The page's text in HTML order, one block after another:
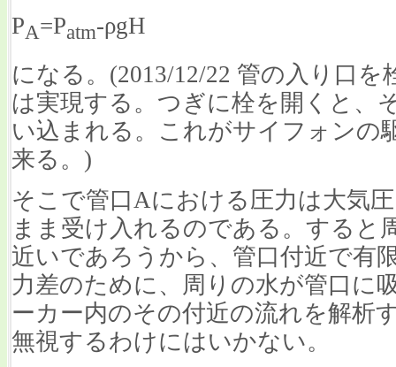
PA=Patm-ρgH
になる。(2013/12/22 管の入り口
は実現する。つぎに栓を開くと、
い込まれる。これがサイフォンの
来る。)
そこで管口Aにおける圧力は大気
まま受け入れるのである。すると
近いであろうから、管口付近で有
力差のために、周りの水が管口に
ーカー内のその付近の流れを解析
無視するわけにはいかない。